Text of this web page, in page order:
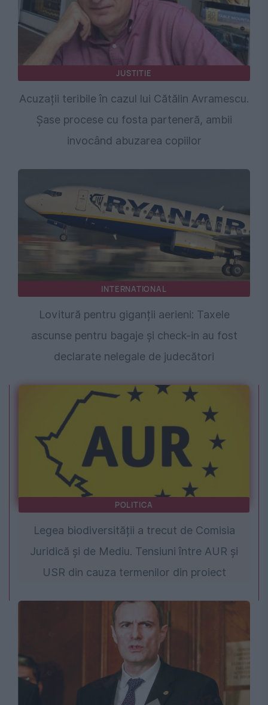
JUSTITIE
Acuzații teribile în cazul lui Cătălin Avramescu.
Șase procese cu fosta parteneră, ambii
invocând abuzarea copiilor
INTERNATIONAL
Lovitură pentru giganții aerieni: Taxele
ascunse pentru bagaje și check-in au fost
declarate nelegale de judecători
POLITICA
Legea biodiversității a trecut de Comisia
Juridică și de Mediu. Tensiuni între AUR și
USR din cauza termenilor din proiect